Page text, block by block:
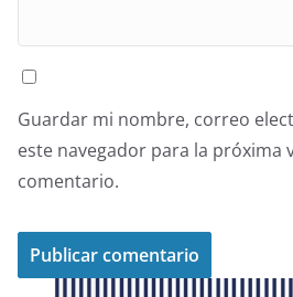
Guardar mi nombre, correo
este navegador para la próxima
comentario.